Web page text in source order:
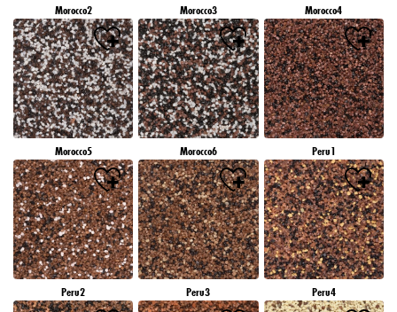
Morocco2 Morocco3 Morocco4
Morocco5 Morocco6 Peru1
Peru2 Peru3 Peru4